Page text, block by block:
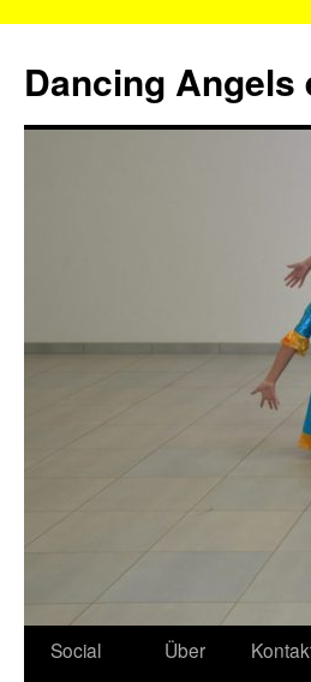
springen
Dancing Angels
Social
Über